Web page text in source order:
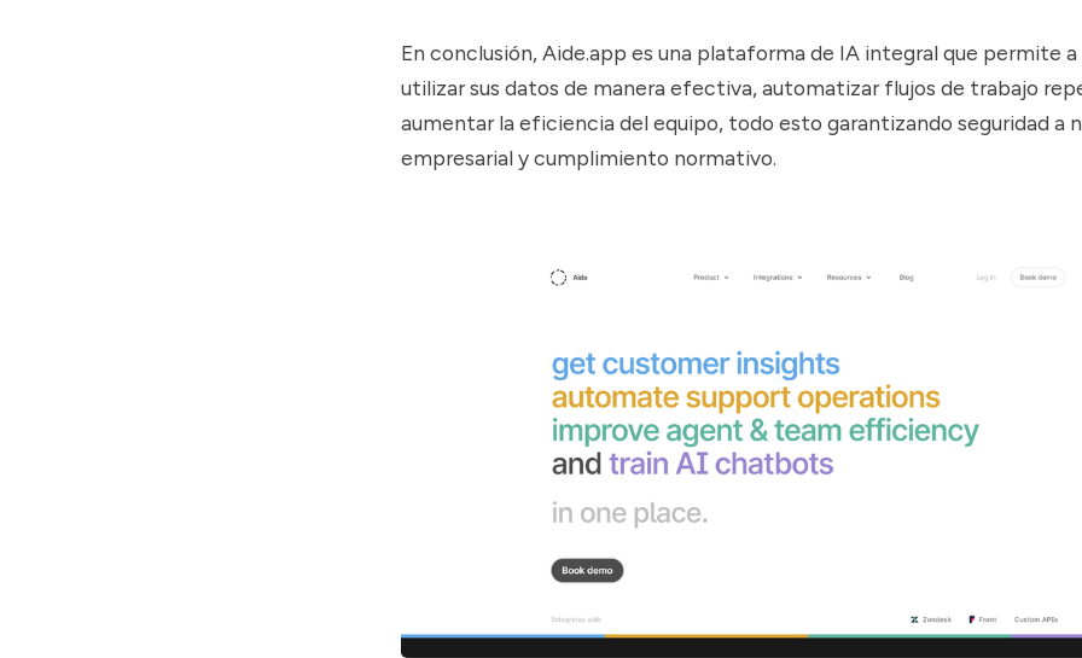
En conclusión,Aide.app es una plataforma de IA integral que permite a
utilizar sus datos de manera efectiva, automatizar flujos de trabajo
aumentar la eficiencia del equipo, todo esto garantizando seguridad a
empresarial y cumplimiento normativo.